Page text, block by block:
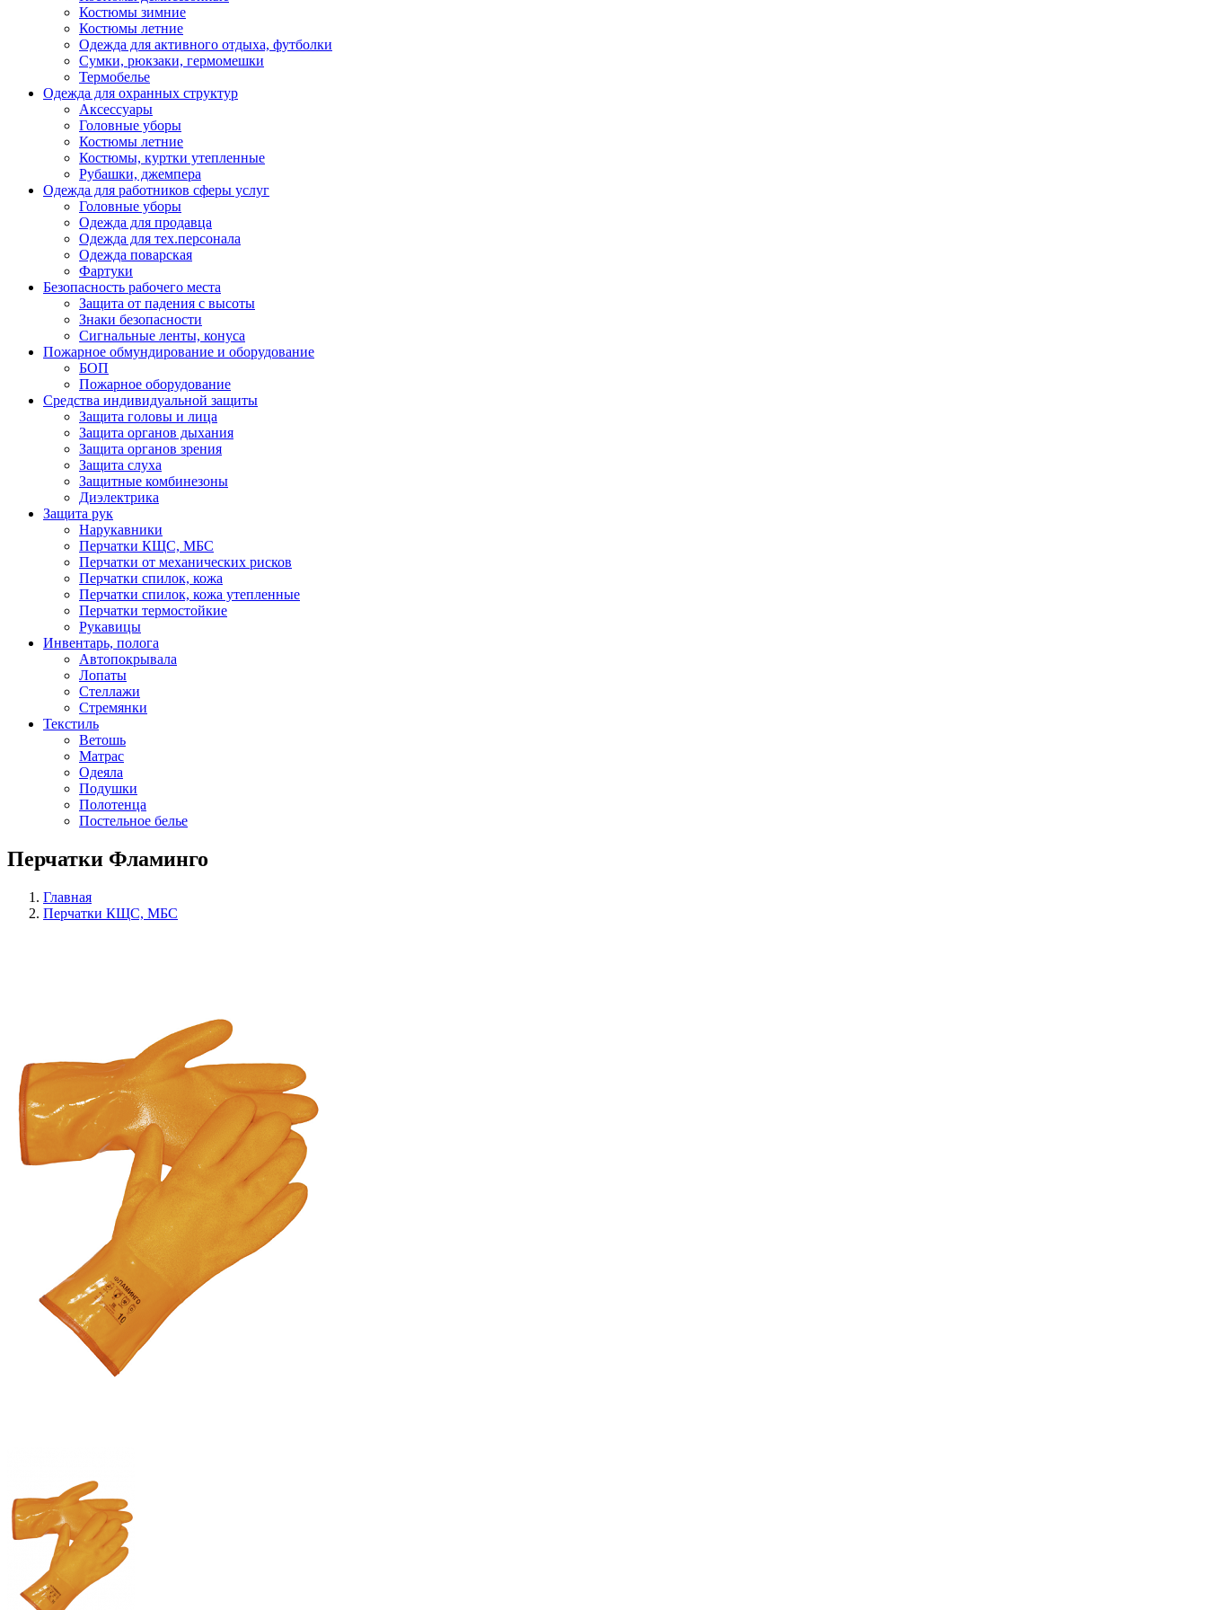
Костюмы зимние
Костюмы летние
Одежда для активного отдыха, футболки
Сумки, рюкзаки, гермомешки
Термобелье
Одежда для охранных структур
Аксессуары
Головные уборы
Костюмы летние
Костюмы, куртки утепленные
Рубашки, джемпера
Одежда для работников сферы услуг
Головные уборы
Одежда для продавца
Одежда для тех.персонала
Одежда поварская
Фартуки
Безопасность рабочего места
Защита от падения с высоты
Знаки безопасности
Сигнальные ленты, конуса
Пожарное обмундирование и оборудование
БОП
Пожарное оборудование
Средства индивидуальной защиты
Защита головы и лица
Защита органов дыхания
Защита органов зрения
Защита слуха
Защитные комбинезоны
Диэлектрика
Защита рук
Нарукавники
Перчатки КЩС, МБС
Перчатки от механических рисков
Перчатки спилок, кожа
Перчатки спилок, кожа утепленные
Перчатки термостойкие
Рукавицы
Инвентарь, полога
Автопокрывала
Лопаты
Стеллажи
Стремянки
Текстиль
Ветошь
Матрас
Одеяла
Подушки
Полотенца
Постельное белье
Перчатки Фламинго
Главная
Перчатки КЩС, МБС